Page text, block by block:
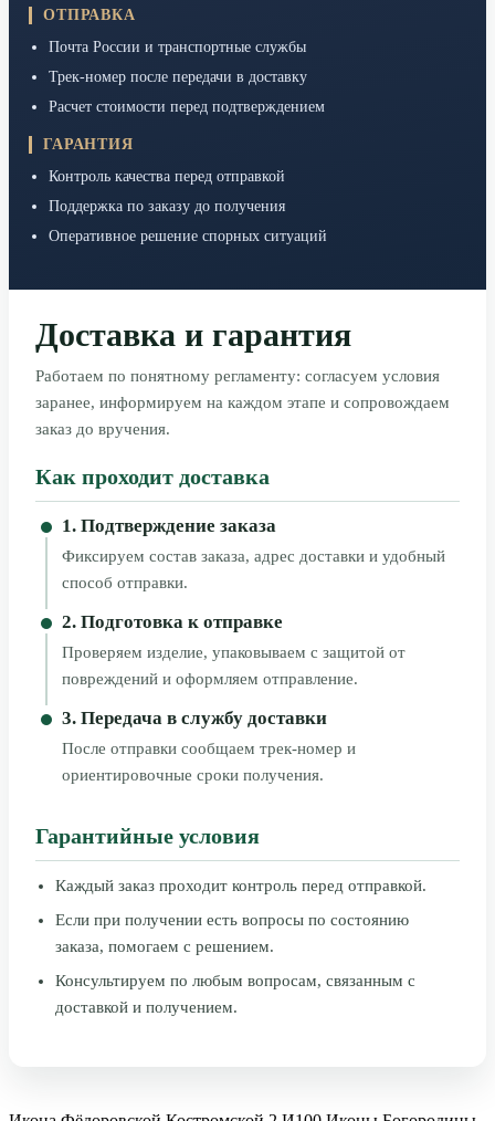
ОТПРАВКА
Почта России и транспортные службы
Трек-номер после передачи в доставку
Расчет стоимости перед подтверждением
ГАРАНТИЯ
Контроль качества перед отправкой
Поддержка по заказу до получения
Оперативное решение спорных ситуаций
Доставка и гарантия
Работаем по понятному регламенту: согласуем условия
заранее, информируем на каждом этапе и сопровождаем
заказ до вручения.
Как проходит доставка
1. Подтверждение заказа
Фиксируем состав заказа, адрес доставки и удобный
способ отправки.
2. Подготовка к отправке
Проверяем изделие, упаковываем с защитой от
повреждений и оформляем отправление.
3. Передача в службу доставки
После отправки сообщаем трек-номер и
ориентировочные сроки получения.
Гарантийные условия
Каждый заказ проходит контроль перед отправкой.
Если при получении есть вопросы по состоянию
заказа, помогаем с решением.
Консультируем по любым вопросам, связанным с
доставкой и получением.